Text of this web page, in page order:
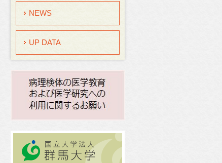
NEWS
UP DATA